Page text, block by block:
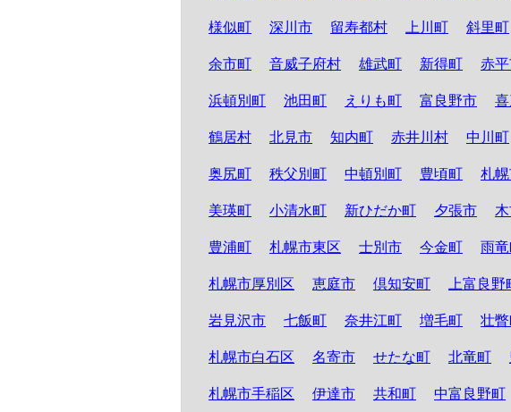
様似町 深川市 留寿都村 上川町 斜里町
余市町 音威子府村 雄武町 新得町 赤
浜頓別町 池田町 えりも町 富良野市
鶴居村 北見市 知内町 赤井川村 中川町
奥尻町 秩父別町 中頓別町 豊頃町 札
美瑛町 小清水町 新ひだか町 夕張市
豊浦町 札幌市東区 士別市 今金町 雨
札幌市厚別区 恵庭市 倶知安町 上富良野
岩見沢市 七飯町 奈井江町 増毛町 壮
札幌市白石区 名寄市 せたな町 北竜町
札幌市手稲区 伊達市 共和町 中富良野町